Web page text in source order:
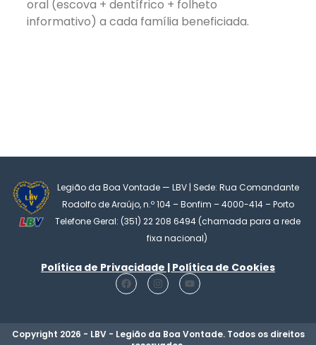
oral (escova + dentífrico + folheto
informativo) a cada família beneficiada.
Legião da Boa Vontade — LBV | Sede: Rua Comandante
Rodolfo de Araújo, n.º 104 – Bonfim – 4000-414 – Porto
Telefone Geral: (351) 22 208 6494 (chamada para a rede
fixa nacional)
Política de Privacidade | Política de Cookies
F
a
o
I
n
g
Y
o
b
Copyright 2026 - LBV - Legião da Boa Vontade. Todos os direitos